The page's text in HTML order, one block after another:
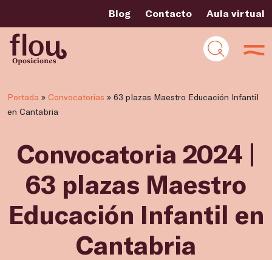
Blog Contacto Aula virtual
Portada » Convocatorias » 63 plazas Maestro Educación Infantil
en Cantabria
Convocatoria 2024 |
63 plazas Maestro
Educación Infantil en
Cantabria